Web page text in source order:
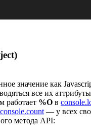
значение как
все их
работает %O в
console.count — у всех
метода API: